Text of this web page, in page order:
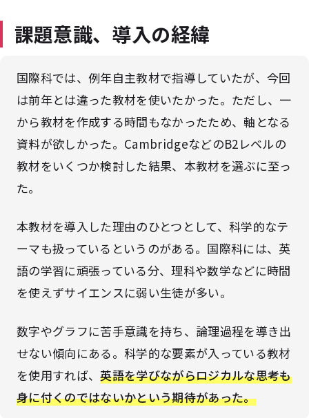
課題意識、導入の経緯
国際科では、例年自主教材で指導していたが、今回
は前年とは違った教材を使いたかった。ただし、一
から教材を作成する時間もなかったため、軸となる
資料が欲しかった。CambridgeなどのB2レベルの
教材をいくつか検討した結果、本教材を選ぶに至っ
た。
本教材を導入した理由のひとつとして、科学的なテ
ーマも扱っているというのがある。国際科には、英
語の学習に頑張っている分、理科や数学などに時間
を使えずサイエンスに弱い生徒が多い。
数字やグラフに苦手意識を持ち、論理過程を導き出
せない傾向にある。科学的な要素が入っている教材
を使用すれば、英語を学びながらロジカルな思考も
身に付くのではないかという期待があった。